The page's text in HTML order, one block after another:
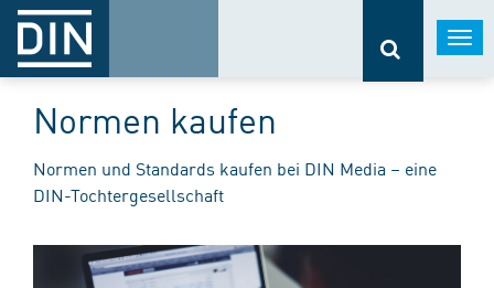
Normen kaufen
Normen und Standards kaufen bei DIN Media – eine
DIN-Tochtergesellschaft